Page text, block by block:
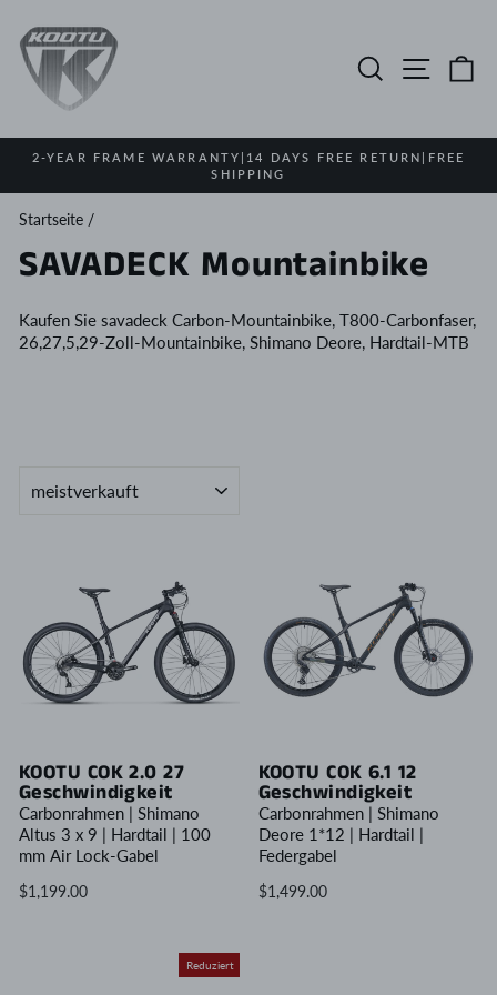
zum
Inhalt
Suche
Pause
2-YEAR FRAME WARRANTY|14 DAYS FREE RETURN|FREE
SHIPPING
Startseite /
SAVADECK Mountainbike
Kaufen Sie savadeck Carbon-Mountainbike, T800-Carbonfaser,
26,27,5,29-Zoll-Mountainbike, Shimano Deore, Hardtail-MTB
KOOTU COK 2.0 27
Geschwindigkeit
Carbonrahmen | Shimano
Altus 3 x 9 | Hardtail | 100
mm Air Lock-Gabel
$1,199.00
KOOTU COK 6.1 12
Geschwindigkeit
Carbonrahmen | Shimano
Deore 1*12 | Hardtail |
Federgabel
$1,499.00
Reduziert